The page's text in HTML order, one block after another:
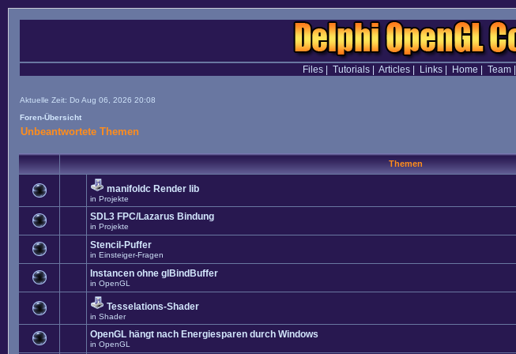
Files| Tutorials| Articles| Links| Home Team|
Aktuelle Zeit: Do Aug 06, 2026 20:08
Foren-Übersicht
Unbeantwortete Themen
Themen
manifoldc Render lib
in Projekte
SDL3 FPC/Lazarus Bindung
in Projekte
Stencil-Puffer
in Einsteiger-Fragen
Instancen ohne glBindBuffer
in OpenGL
Tesselations-Shader
in Shader
OpenGL hängt nach Energiesparen durch Windows
in OpenGL